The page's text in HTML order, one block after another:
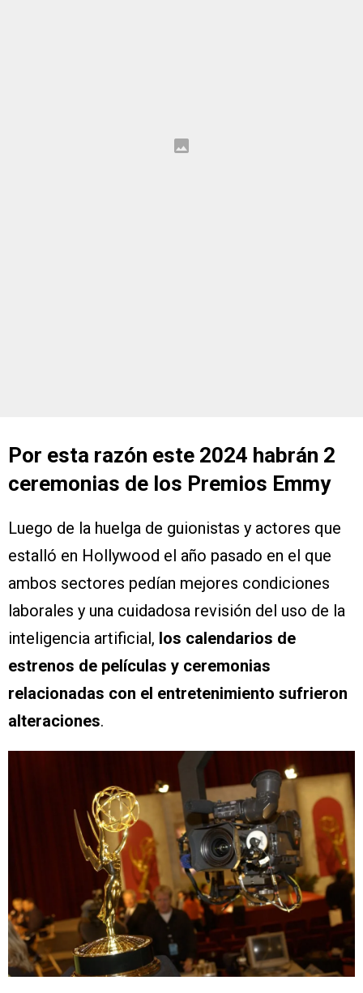
Por esta razón este 2024 habrán 2
ceremonias de los Premios Emmy
Luego de la huelga de guionistas y actores que
estalló en Hollywood el año pasado en el que
ambos sectores pedían mejores condiciones
laborales y una cuidadosa revisión del uso de la
inteligencia artificial, los calendarios de
estrenos de películas y ceremonias
relacionadas con el entretenimiento sufrieron
alteraciones.